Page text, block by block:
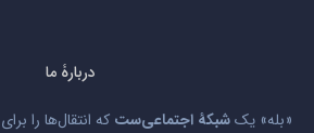
دربارۀ ما
«بله» یکشبکۀ اجتماعی‌ست که انتقال‌ها را